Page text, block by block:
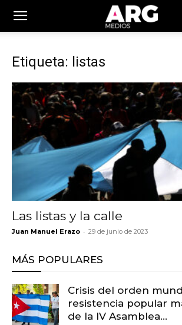
Etiqueta: listas
Las listas y la calle
Juan Manuel Erazo - 29 de junio de 2023
MÁS POPULARES
Crisis del orden
resistencia popular
de la IV Asamblea...